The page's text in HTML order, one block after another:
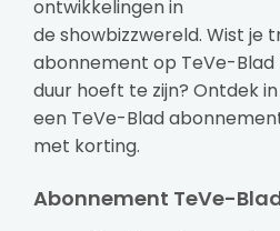
ontwikkelingen in
de showbizzwereld. Wist je
abonnement op TeVe-
duur hoeft te zijn? Ontdek
een TeVe-Blad
met korting.
Abonnement TeVe-